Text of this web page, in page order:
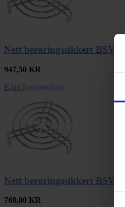
Nett berøringssikkert BSV
947,50 KR
Kjøp Sammenlign
Nett berøringssikkert BSV
760,00 KR